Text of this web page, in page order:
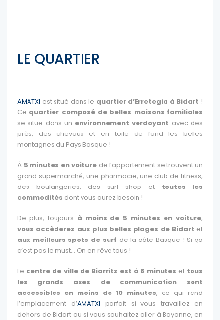
LE QUARTIER
AMATXI est situé dans le quartier d’Erretegia à Bidart !
Ce quartier composé de belles maisons familiales
se situe dans un environnement verdoyant avec des
près, des chevaux et en toile de fond les belles
montagnes du Pays Basque !
À 5 minutes en voiture de l’appartement se trouvent un
grand supermarché, une pharmacie, une club de fitness,
des boulangeries, des surf shop et toutes les
commodités dont vous aurez besoin !
De plus, toujours à moins de 5 minutes en voiture,
vous accèderez aux plus belles plages de Bidart et
aux meilleurs spots de surf de la côte Basque ! Si ça
c’est pas le must… On en rêve tous !
Le centre de ville de Biarritz est à 8 minutes et tous
les grands axes de communication sont
accessibles en moins de 10 minutes, ce qui rend
l’emplacement d’AMATXI parfait si vous travaillez en
dehors de Bidart ou si vous souhaitez aller à Bayonne, en